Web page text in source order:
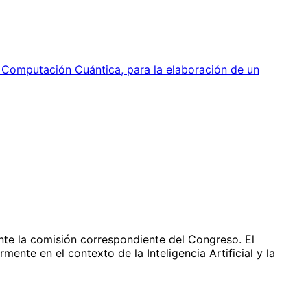
Cuántica, para la elaboración de un
la comisión correspondiente del Congreso. El
en el contexto de la Inteligencia Artificial y la